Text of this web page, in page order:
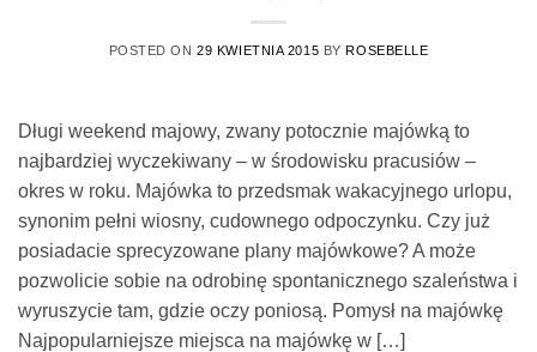
POSTED ON29 KWIETNIA 2015 BYROSEBELLE
Długi weekend majowy, zwany potocznie majówką to
najbardziej wyczekiwany – w środowisku pracusiów –
okres w roku. Majówka to przedsmak wakacyjnego urlopu,
synonim pełni wiosny, cudownego odpoczynku. Czy już
posiadacie sprecyzowane plany majówkowe? A może
pozwolicie sobie na odrobinę spontanicznego szaleństwa i
wyruszycie tam, gdzie oczy poniosą. Pomysł na majówkę
Najpopularniejsze miejsca na majówkę w […]